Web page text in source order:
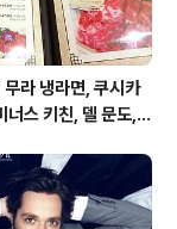
라 냉라면, 쿠시카
너스 키친, 델 문도,